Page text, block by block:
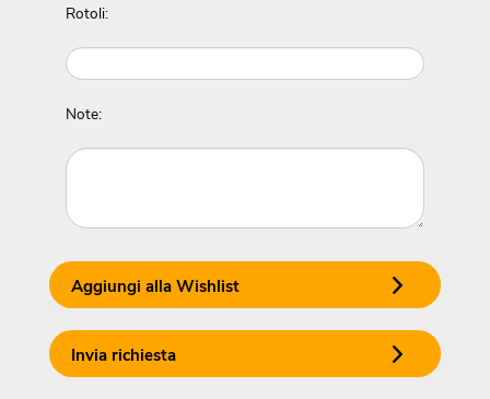
Rotoli:
Note:
Aggiungi alla Wishlist
Invia richiesta